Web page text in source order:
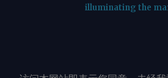
illuminating the